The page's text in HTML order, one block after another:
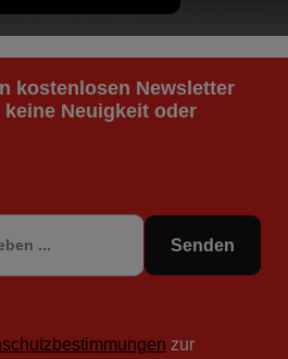
kostenlosen Newsletter
Neuigkeit oder
Senden
zur